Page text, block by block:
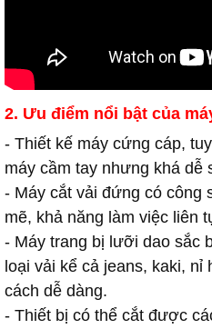
2. Ưu điểm nổi bật của
- Thiết kế máy cứng cáp,
máy cầm tay nhưng khá dễ
- Máy cắt vải đứng có công
mẽ, khả năng làm việc liên
- Máy trang bị lưỡi dao sắc
loại vải kể cả jeans, kaki, nỉ
cách dễ dàng.
- Thiết bị có thể cắt được